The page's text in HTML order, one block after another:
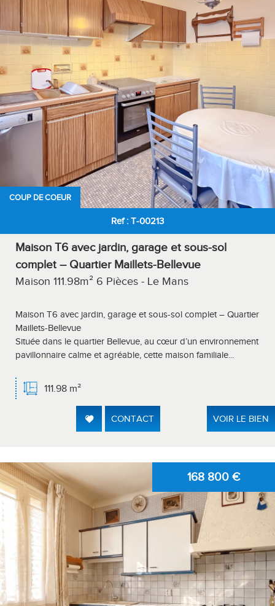
COUP DE COEUR
Ref : T-00213
Maison T6 avec jardin, garage et sous-sol
complet – Quartier Maillets-Bellevue
Maison 111.98m² 6 Pièces - Le Mans
Maison T6 avec jardin, garage et sous-sol complet – Quartier
Maillets-Bellevue
Située dans le quartier Bellevue, au cœur d’un environnement
pavillonnaire calme et agréable, cette maison familiale...
111.98 m²
CONTACT VOIR LE BIEN
168 800 €